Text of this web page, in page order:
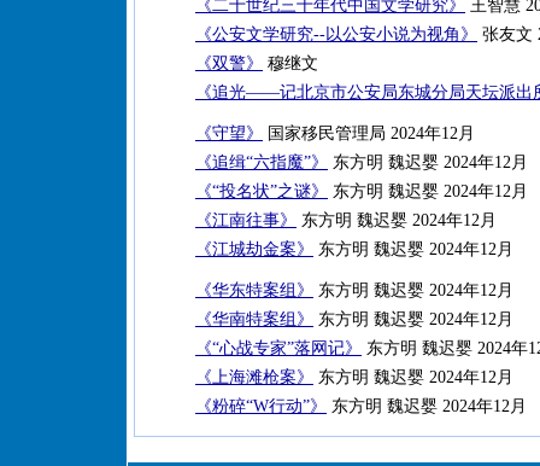
《二十世纪三十年代中国文学研究》
王智慧
《公安文学研究--以公安小说为视角》
张友文
《双警》
穆继文
《追光——记北京市公安局东城分局天坛派出
《守望》
国家移民管理局 2024年12月
《追缉“六指魔”》
东方明 魏迟婴 2024年12月
《“投名状”之谜》
东方明 魏迟婴 2024年12月
《江南往事》
东方明 魏迟婴 2024年12月
《江城劫金案》
东方明 魏迟婴 2024年12月
《华东特案组》
东方明 魏迟婴 2024年12月
《华南特案组》
东方明 魏迟婴 2024年12月
《“心战专家”落网记》
东方明 魏迟婴 2024年
《上海滩枪案》
东方明 魏迟婴 2024年12月
《粉碎“W行动”》
东方明 魏迟婴 2024年12月